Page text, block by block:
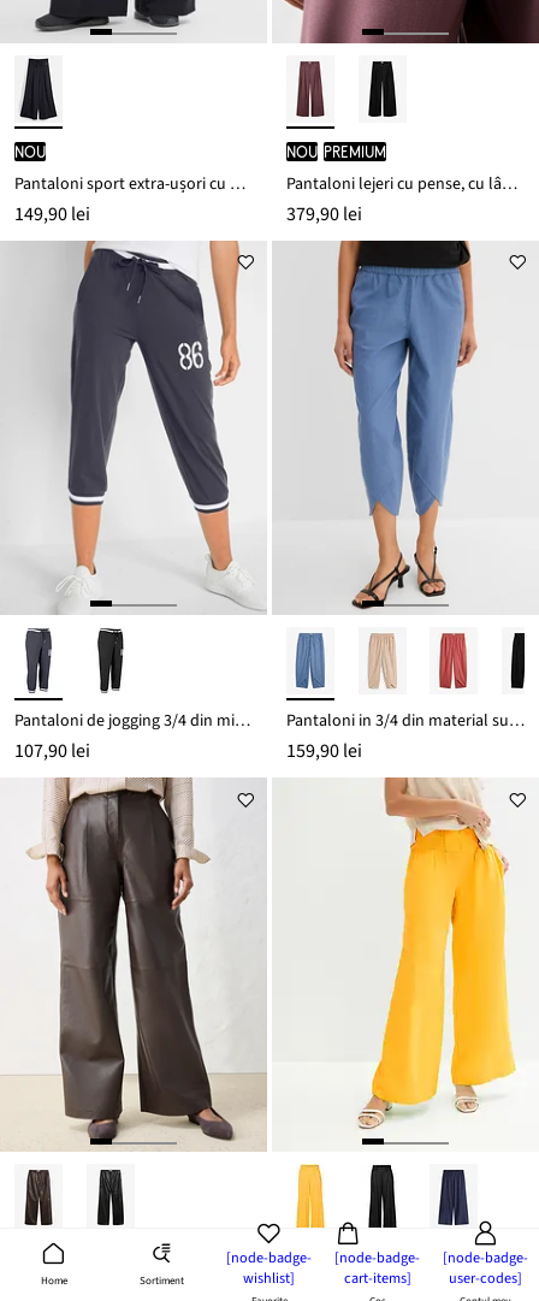
Home Sortiment
[node-badge-
wishlist]
[node-badge-
cart-items]
[node-badge-
user-codes]
nou
Pantaloni sport extra-ușori cu pense decorative, cu uscare rapidă
149,90 lei
nou PREMIUM
Pantaloni lejeri cu pense, cu lână moale
379,90 lei
Pantaloni de jogging 3/4 din mix cu bumbac
107,90 lei
Pantaloni in 3/4 din material subțire cu in
159,90 lei
nou PREMIUM Pantaloni marlene din material vaporos cu in
159,90 lei